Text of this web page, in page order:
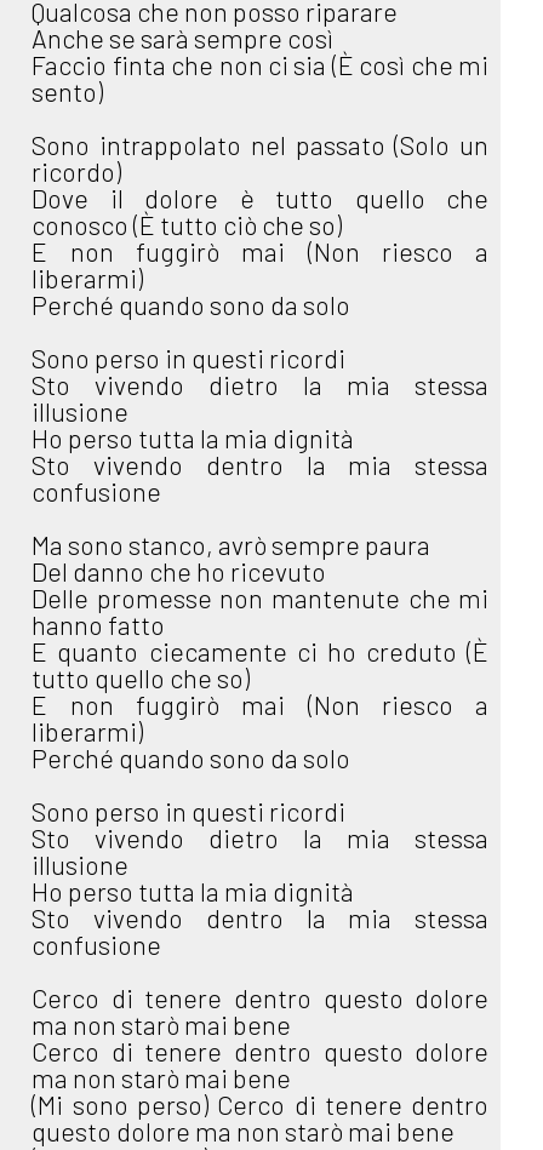
Qualcosa che non posso riparare
Anche se sarà sempre così
Faccio finta che non ci sia (È così che mi
sento)
Sono intrappolato nel passato (Solo un
ricordo)
Dove il dolore è tutto quello che
conosco (È tutto ciò che so)
E non fuggirò mai (Non riesco a
liberarmi)
Perché quando sono da solo
Sono perso in questi ricordi
Sto vivendo dietro la mia stessa
illusione
Ho perso tutta la mia dignità
Sto vivendo dentro la mia stessa
confusione
Ma sono stanco, avrò sempre paura
Del danno che ho ricevuto
Delle promesse non mantenute che mi
hanno fatto
E quanto ciecamente ci ho creduto (È
tutto quello che so)
E non fuggirò mai (Non riesco a
liberarmi)
Perché quando sono da solo
Sono perso in questi ricordi
Sto vivendo dietro la mia stessa
illusione
Ho perso tutta la mia dignità
Sto vivendo dentro la mia stessa
confusione
Cerco di tenere dentro questo dolore
ma non starò mai bene
Cerco di tenere dentro questo dolore
ma non starò mai bene
(Mi sono perso) Cerco di tenere dentro
questo dolore ma non starò mai bene